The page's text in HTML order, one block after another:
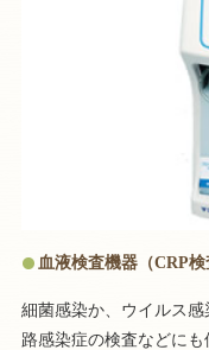
血液検査機器（CRP検
細菌感染か、ウイルス
路感染症の検査などにも